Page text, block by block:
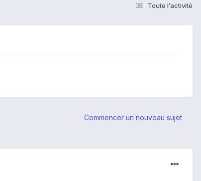
Toute l’activité
Commencer un nouveau sujet